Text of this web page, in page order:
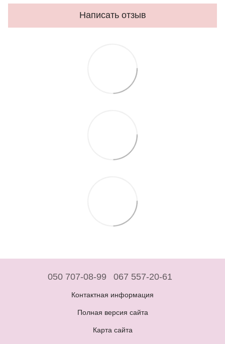
Написать отзыв
050 707-08-99 067 557-20-61
Контактная информация
Полная версия сайта
Карта сайта